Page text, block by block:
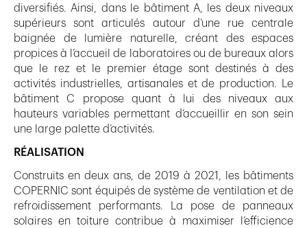
diversifiés. Ainsi, dans le bâtiment A, les deux niveaux
supérieurs sont articulés autour d’une rue centrale
baignée de lumière naturelle, créant des espaces
propices à l’accueil de laboratoires ou de bureaux alors
que le rez et le premier étage sont destinés à des
activités industrielles, artisanales et de production. Le
bâtiment C propose quant à lui des niveaux aux
hauteurs variables permettant d’accueillir en son sein
une large palette d’activités.
RÉALISATION
Construits en deux ans, de 2019 à 2021, les bâtiments
COPERNIC sont équipés de système de ventilation et de
refroidissement performants. La pose de panneaux
solaires en toiture contribue à maximiser l’efficience